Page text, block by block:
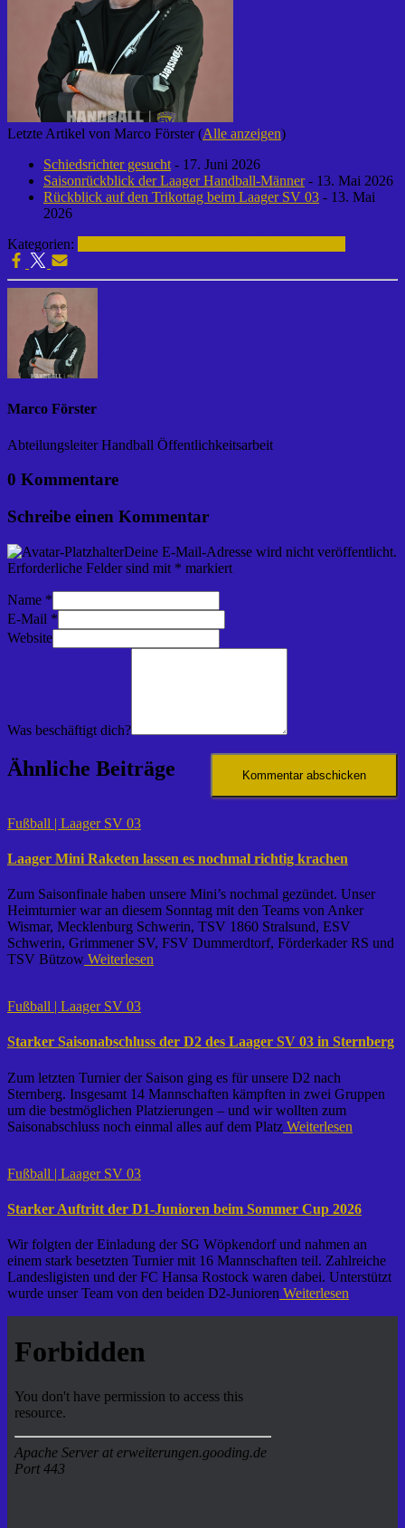
Letzte Artikel von Marco Förster(Alle anzeigen)
Schiedsrichter gesucht - 17. Juni 2026
Saisonrückblick der Laager Handball-Männer- 13. Mai 2026
Rückblick auf den Trikottag beim Laager SV 03 - 13. Mai
2026
Kategorien:
Marco Förster
Abteilungsleiter Handball Öffentlichkeitsarbeit
0 Kommentare
Schreibe einen Kommentar
Deine E-Mail-Adresse wird nicht veröffentlicht.
Erforderliche Felder sind mit * markiert
Name *
E-Mail *
Website
Was beschäftigt dich?
Ähnliche Beiträge
Fußball | Laager SV 03
Laager Mini Raketen lassen es nochmal richtig krachen
Zum Saisonfinale haben unsere Mini’s nochmal gezündet. Unser
Heimturnier war an diesem Sonntag mit den Teams von Anker
Wismar, Mecklenburg Schwerin, TSV 1860 Stralsund, ESV
Schwerin, Grimmener SV, FSV Dummerdtorf, Förderkader RS und
TSV Bützow Weiterlesen
Fußball | Laager SV 03
Starker Saisonabschluss der D2 des Laager SV 03 in Sternberg
Zum letzten Turnier der Saison ging es für unsere D2 nach
Sternberg. Insgesamt 14 Mannschaften kämpften in zwei Gruppen
um die bestmöglichen Platzierungen – und wir wollten zum
Saisonabschluss noch einmal alles auf dem Platz Weiterlesen
Fußball | Laager SV 03
Starker Auftritt der D1-Junioren beim Sommer Cup 2026
Wir folgten der Einladung der SG Wöpkendorf und nahmen an
einem stark besetzten Turnier mit 16 Mannschaften teil. Zahlreiche
Landesligisten und der FC Hansa Rostock waren dabei. Unterstützt
wurde unser Team von den beiden D2-Junioren Weiterlesen